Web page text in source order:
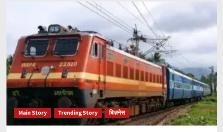
Main Story Trending Story बिज़नेस